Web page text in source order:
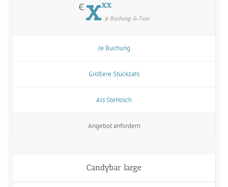
€xxx
je Buchung & Fass
Je Buchung
Größere Stückzahl
Als Stehtisch
Angebot anfordern
Candybar large